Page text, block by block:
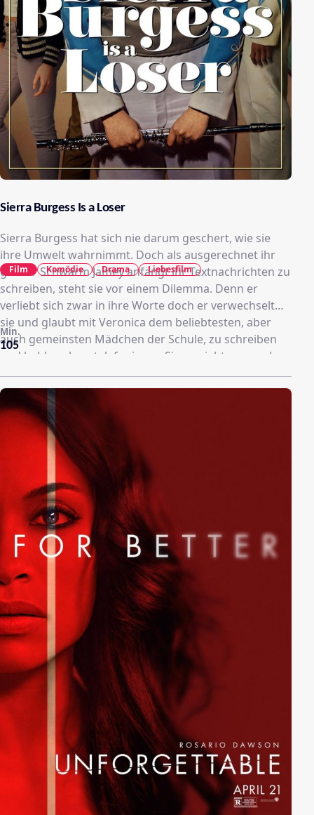
Sierra Burgess Is a Loser
Sierra Burgess hat sich nie darum geschert, wie sie
ihre Umwelt wahrnimmt. Doch als ausgerechnet ihr
großer Schwarm Jamey anfängt ihr Textnachrichten zu
schreiben, steht sie vor einem Dilemma. Denn er
verliebt sich zwar in ihre Worte doch er verwechselt
sie und glaubt mit Veronica dem beliebtesten, aber
auch gemeinsten Mädchen der Schule, zu schreiben
und bald auch zu telefonieren. Sierra sieht nur noch
eine Chance. Sie muss Veronica um Hilfe bitten, um in
bester Cyrano-de-Bergerac-Manier mit deren
Unterstützung ihren Angebeteten zu erobern.
105
Min.
Film Komödie Drama Liebesfilm